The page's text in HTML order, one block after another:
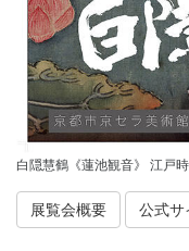
白隠慧鶴《蓮池観音》 江戸
展覧会概要 公式サ